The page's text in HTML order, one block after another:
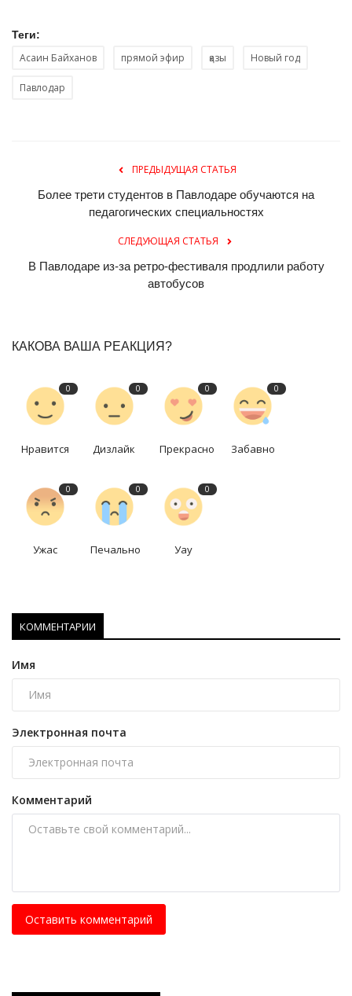
Теги:
Асаин Байханов прямой эфир қазы Новый год
Павлодар
ПРЕДЫДУЩАЯ СТАТЬЯ
Более трети студентов в Павлодаре обучаются на
педагогических специальностях
СЛЕДУЮЩАЯ СТАТЬЯ
В Павлодаре из-за ретро-фестиваля продлили работу
автобусов
КАКОВА ВАША РЕАКЦИЯ?
0
Нравится
0
Дизлайк
0
Прекрасно
0
Забавно
0
Ужас
0
Печально
0
Уау
КОММЕНТАРИИ
Имя
Электронная почта
Комментарий
Оставить комментарий